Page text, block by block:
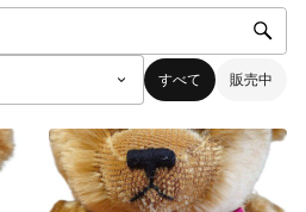
すべて 販売中